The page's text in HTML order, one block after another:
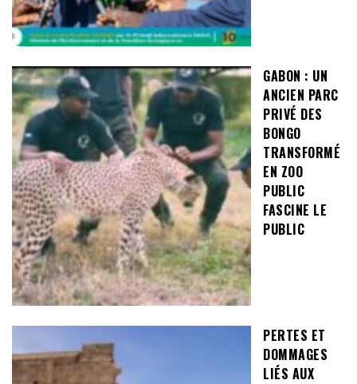
GABON : UN
ANCIEN PARC
PRIVÉ DES
BONGO
TRANSFORMÉ
EN ZOO
PUBLIC
FASCINE LE
PUBLIC
PERTES ET
DOMMAGES
LIÉS AUX